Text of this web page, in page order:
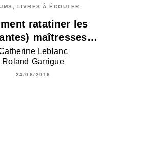
LIVRES À ÉCOUTER
ratatiner les
maîtresses…
Leblanc
Roland Garrigue
24/08/2016